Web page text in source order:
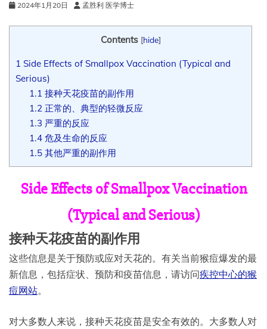
2024年1月20日 孟胜利 医学博士
Contents [hide]
1 Side Effects of Smallpox Vaccination (Typical and
Serious)
1.1 接种天花疫苗的副作用
1.2正常的、典型的轻微反应
1.3 严重的反应
1.4危及生命的反应
1.5其他严重的副作用
Side Effects of Smallpox Vaccination
(Typical and Serious)
接种天花疫苗的副作用
这些信息是关于预防或应对天花的。有关当前猴痘爆发的最
新信息，包括症状、预防和疫苗信息，请访问疾控中心的猴
痘网站。
对大多数人来说，接种天花疫苗是安全有效的。大多数人对